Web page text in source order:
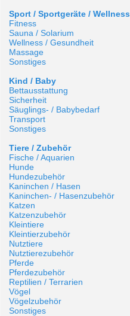
Sport / Sportgeräte / Wellness
Fitness
Sauna / Solarium
Wellness / Gesundheit
Massage
Sonstiges
Kind / Baby
Bettausstattung
Sicherheit
Säuglings- / Babybedarf
Transport
Sonstiges
Tiere / Zubehör
Fische / Aquarien
Hunde
Hundezubehör
Kaninchen / Hasen
Kaninchen- / Hasenzubehör
Katzen
Katzenzubehör
Kleintiere
Kleintierzubehör
Nutztiere
Nutztierezubehör
Pferde
Pferdezubehör
Reptilien / Terrarien
Vögel
Vögelzubehör
Sonstiges